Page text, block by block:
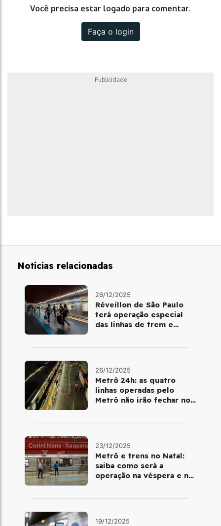
Você precisa estar logado para comentar.
Faça o login
Publicidade
Notícias relacionadas
26/12/2025
Réveillon de São Paulo
terá operação especial
das linhas de trem e
26/12/2025
Metrô 24h: as quatro
linhas operadas pelo
Metrô não irão fechar no
23/12/2025
Metrô e trens no Natal:
saiba como será a
operação na véspera e no
19/12/2025